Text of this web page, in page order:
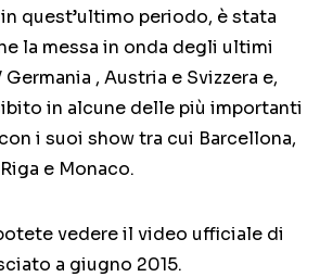
quest’ultimo periodo, è stata
la messa in onda degli ultimi
, Austria e Svizzera e,
in alcune delle più importanti
i suoi show tra cui Barcellona,
e Monaco.
vedere il video ufficiale di
a giugno 2015.